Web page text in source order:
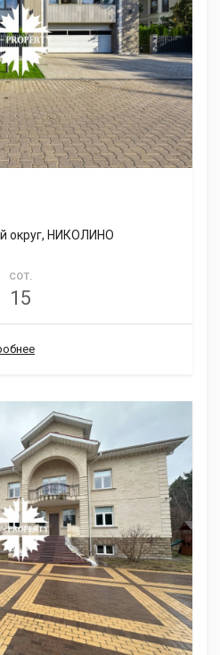
округ, НИКОЛИНО
СОТ.
15